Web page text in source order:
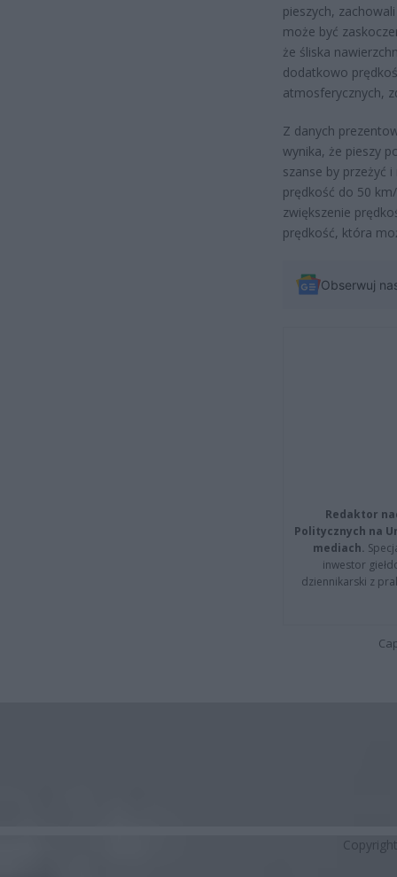
pieszych,
może być
że śliska
dodatkowo
atmosferycznych,
Z danych
wynika, że pieszy
szanse by przeżyć
prędkość do 50
zwiększenie
prędkość, która
Obserwuj
Redaktor
Politycznych na
mediach.
inwestor
dziennikarski z